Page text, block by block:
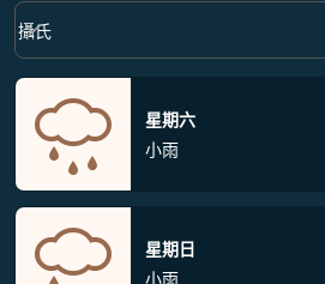
Weather unit option 攝氏 Selected
攝氏
keyboard_arrow_down
星期六
小雨
星期日
小雨